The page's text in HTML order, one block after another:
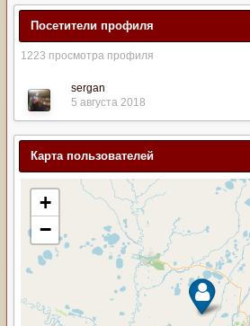
Посетители профиля
1223 просмотра профиля
sergan
5 августа 2018
Карта пользователей